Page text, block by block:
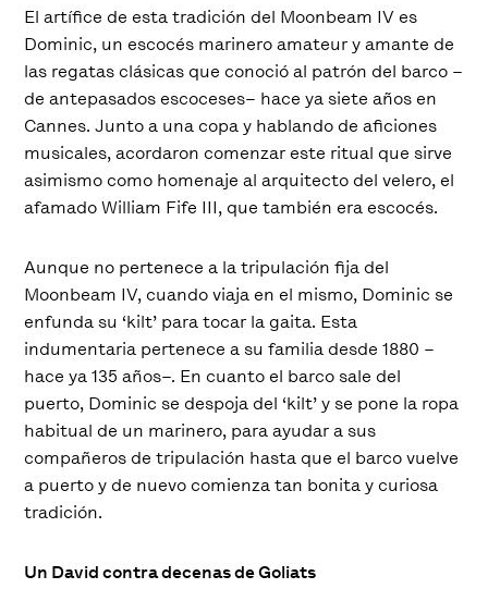
El artífice de esta tradición del Moonbeam IV es
Dominic, un escocés marinero amateur y amante de
las regatas clásicas que conoció al patrón del barco –
de antepasados escoceses– hace ya siete años en
Cannes. Junto a una copa y hablando de aficiones
musicales, acordaron comenzar este ritual que sirve
asimismo como homenaje al arquitecto del velero, el
afamado William Fife III, que también era escocés.
Aunque no pertenece a la tripulación fija del
Moonbeam IV, cuando viaja en el mismo, Dominic se
enfunda su ‘kilt’ para tocar la gaita. Esta
indumentaria pertenece a su familia desde 1880 –
hace ya 135 años–. En cuanto el barco sale del
puerto, Dominic se despoja del ‘kilt’ y se pone la ropa
habitual de un marinero, para ayudar a sus
compañeros de tripulación hasta que el barco vuelve
a puerto y de nuevo comienza tan bonita y curiosa
tradición.
Un David contra decenas de Goliats